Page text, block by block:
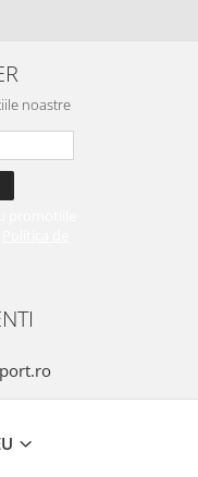
noastre